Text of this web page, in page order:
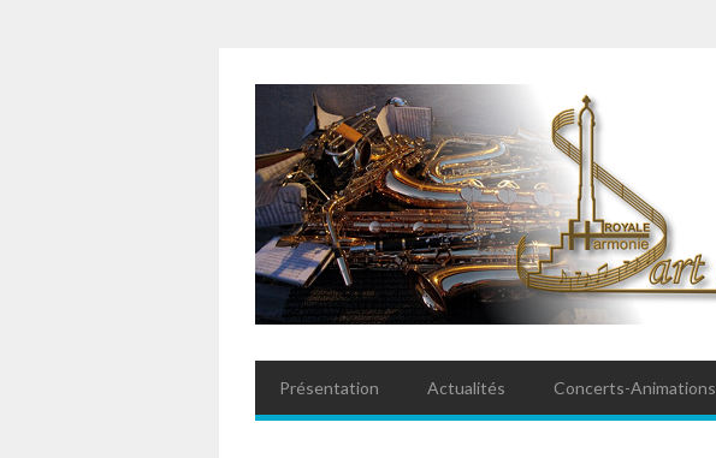
Présentation Actualités Concerts-Animations